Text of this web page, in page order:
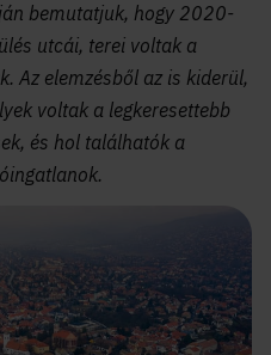
bemutatjuk, hogy 2020-
utcái, terei voltak a
Az elemzésből az is kiderül,
voltak a legkeresettebb
és hol találhatók a